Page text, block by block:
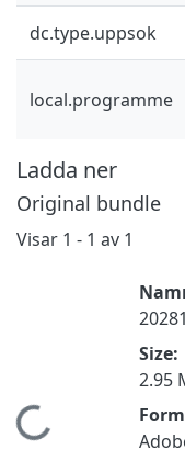
dc.type.uppsok
local.programme
Ladda ner
Original bundle
Visar 1 - 1 av 1
Size:
2.95